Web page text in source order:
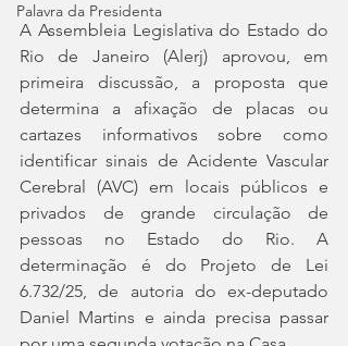
Palavra da Presidenta
A Assembleia Legislativa do Estado do
Rio de Janeiro (Alerj) aprovou, em
primeira discussão, a proposta que
determina a afixação de placas ou
cartazes informativos sobre como
identificar sinais de Acidente Vascular
Cerebral (AVC) em locais públicos e
privados de grande circulação de
pessoas no Estado do Rio. A
determinação é do Projeto de Lei
6.732/25, de autoria do ex-deputado
Daniel Martins e ainda precisa passar